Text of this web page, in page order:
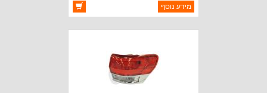
ברקוד: 68110017AD
יצרן:DEPO
מידע נוסף